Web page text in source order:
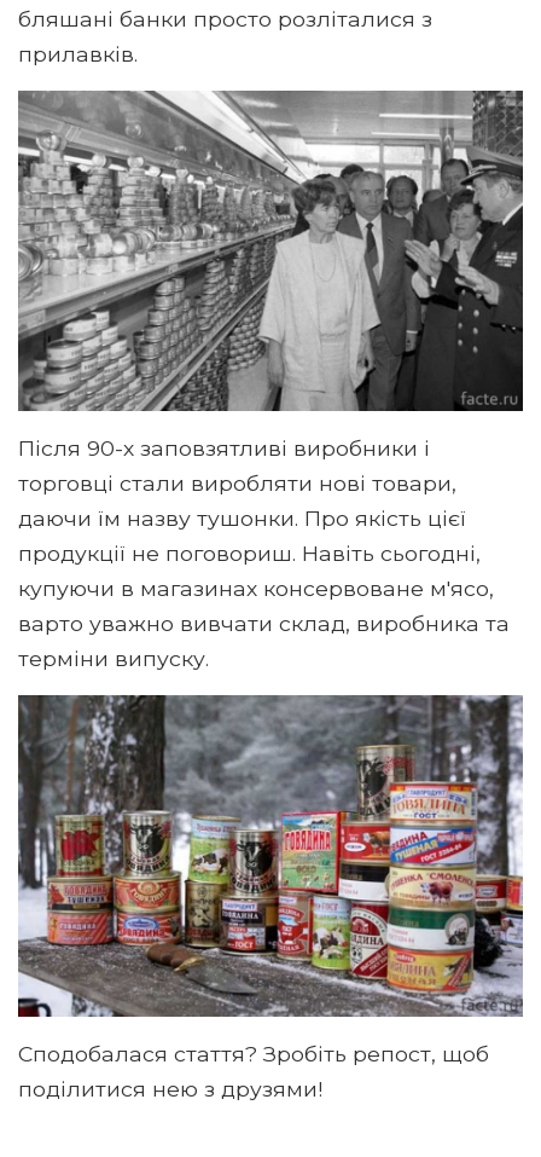
бляшані банки просто розліталися з
прилавків.
Після 90-х заповзятливі виробники і
торговці стали виробляти нові товари,
даючи їм назву тушонки. Про якість цієї
продукції не поговориш. Навіть сьогодні,
купуючи в магазинах консервоване м'ясо,
варто уважно вивчати склад, виробника та
терміни випуску.
Сподобалася стаття? Зробіть репост, щоб
поділитися нею з друзями!